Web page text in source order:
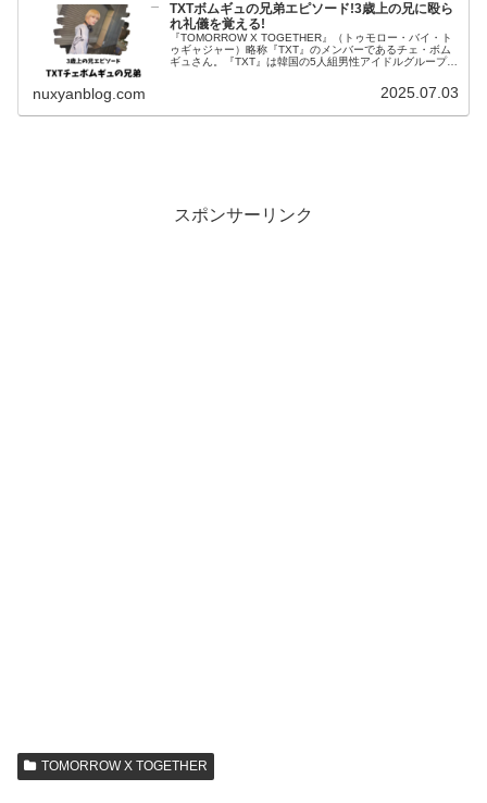
TXTボムギュの兄弟エピソード!3歳上の兄に殴ら
れ礼儀を覚える!
『TOMORROW X TOGETHER』（トゥモロー・バイ・ト
ゥギャジャー）略称『TXT』のメンバーであるチェ・ボム
ギュさん。『TXT』は韓国の5人組男性アイドルグループで
nuxyanblog.com 2025.07.03
スポンサーリンク
TOMORROW X TOGETHER